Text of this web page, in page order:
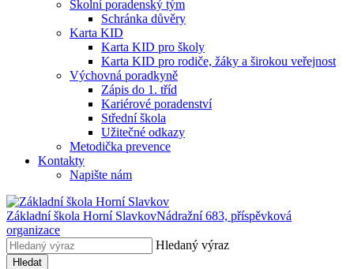
Školní poradenský tým
Schránka důvěry
Karta KID
Karta KID pro školy
Karta KID pro rodiče, žáky a širokou veřejnost
Výchovná poradkyně
Zápis do 1. tříd
Kariérové poradenství
Střední škola
Užitečné odkazy
Metodička prevence
Kontakty
Napište nám
Základní škola Horní SlavkovNádražní 683, příspěvková
organizace
Hledaný výraz
Hledat